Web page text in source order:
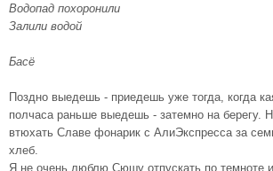
Водопад похоронили
Залили водой
Басё
Поздно выедешь - приедешь уже тогда, когда
полчаса раньше выедешь - затемно на берегу.
втюхать Славе фонарик с АлиЭкспресса за
хлеб.
Я не очень люблю Сюшу отпускать по темноте